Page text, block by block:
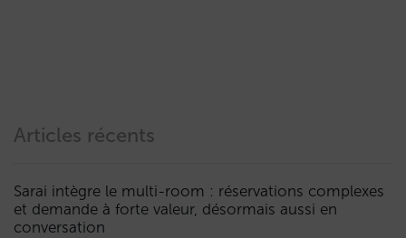
Articles récents
Sarai intègre le multi-room : réservations complexes
et demande à forte valeur, désormais aussi en
conversation